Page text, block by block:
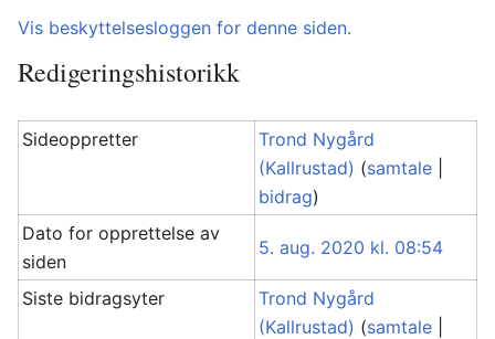
Vis beskyttelsesloggen for denne siden.
Redigeringshistorikk
Sideoppretter
Trond Nygård
(Kallrustad) (samtale
bidrag)
Dato for opprettelse av
siden
5. aug. 2020 kl. 08:54
Siste bidragsyter
Trond Nygård
(Kallrustad) (samtale